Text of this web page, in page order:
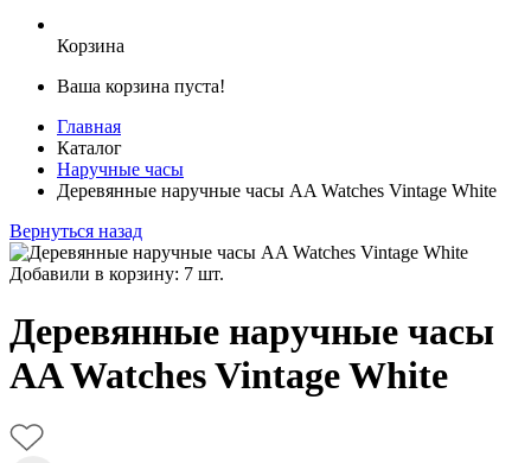
Корзина
Ваша корзина пуста!
Главная
Каталог
Наручные часы
Деревянные наручные часы AA Watches Vintage White
Вернуться назад
Добавили в корзину: 7 шт.
Деревянные наручные часы
AA Watches Vintage White